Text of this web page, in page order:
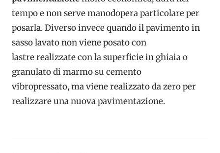
tempo e non serve manodopera particolare per
posarla. Diverso invece quando il pavimento in
sasso lavato non viene posato con
lastrerealizzate con la superficie in ghiaia o
granulato di marmo su cemento
vibropressato,ma viene realizzato da zero per
realizzare una nuova pavimentazione.